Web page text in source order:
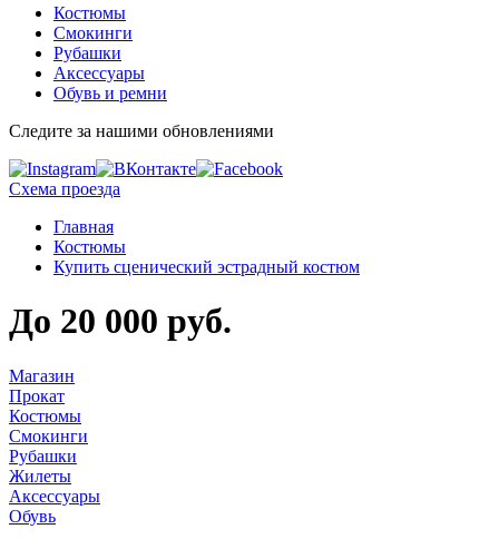
Костюмы
Смокинги
Рубашки
Аксессуары
Обувь и ремни
Следите за нашими обновлениями
Схема проезда
Главная
Костюмы
Купить сценический эстрадный костюм
До 20 000 руб.
Магазин
Прокат
Костюмы
Смокинги
Рубашки
Жилеты
Аксессуары
Обувь